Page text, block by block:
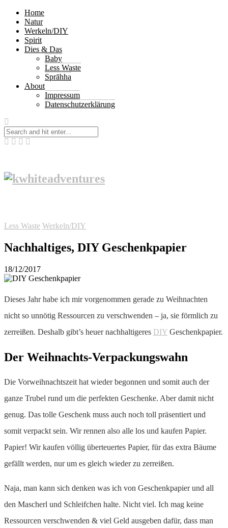
Home
Natur
Werkeln/DIY
Spirit
Dies & Das
Baby
Less Waste
Sprāhha
About
Impressum
Datenschutzerklärung
Less Waste Werkeln/DIY
Nachhaltiges, DIY Geschenkpapier
18/12/2017
Dieses Jahr habe ich mir vorgenommen gerade zu Weihnachten
nicht so unnötig Ressourcen zu verschwenden – ja, sie förmlich zu
zerreißen. Deshalb gibt’s heuer nachhaltigeres DIY Geschenkpapier.
Der Weihnachts-Verpackungswahn
Die Vorweihnachtszeit hat wieder begonnen und somit auch der
ganze Trubel rund um die perfekten Geschenke. Aber damit nicht
genug. Das tolle Geschenk muss auch noch toll präsentiert und
somit verpackt sein. Wir rennen also alle los und kaufen Papier.
Papier! Wir kaufen völlig überteuertes Papier, für das extra Bäume
gefällt werden, nur um es gleich wieder zu zerreißen.
Naja, man kann sich denken was ich von Geschenkpapier und all
den Mascherl und Schleifchen halte. Nicht viel. Ich mag keine
Ressourcen verschwenden & viel Geld ausgeben dafür, dass man